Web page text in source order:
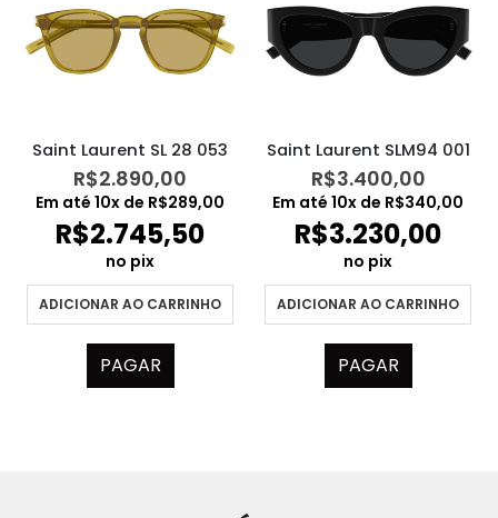
Saint Laurent SL 28 053
R$2.890,00
Em até 10x de R$289,00
R$2.745,50
no pix
ADICIONAR AO CARRINHO
PAGAR
Saint Laurent SLM94 001
R$3.400,00
Em até 10x de R$340,00
R$3.230,00
no pix
ADICIONAR AO CARRINHO
PAGAR